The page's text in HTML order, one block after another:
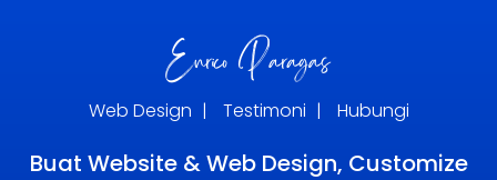
Web Design | Testimoni | Hubungi
Buat Website & Web Design, Customize